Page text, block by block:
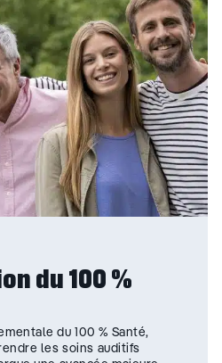
du 100 %
du 100 % Santé,
les soins auditifs